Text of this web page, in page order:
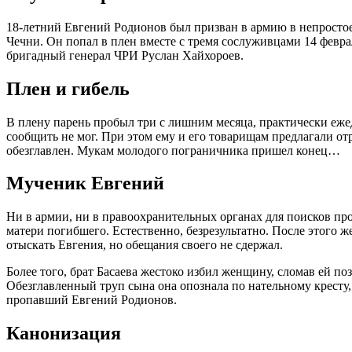
18-летний Евгений Родионов был призван в армию в
Чечни. Он попал в плен вместе с тремя сослуживцами 14
бригадный генерал ЧРИ Руслан Хайхороев.
Плен и гибель
В плену парень пробыл три с лишним месяца, практически
сообщить не мог. При этом ему и его товарищам предлагали
обезглавлен. Мукам молодого пограничника пришел конец…
Мученик Евгений
Ни в армии, ни в правоохранительных органах для поисков
матери погибшего. Естественно, безрезультатно. После
отыскать Евгения, но обещания своего не сдержал.
Более того, брат Басаева жестоко избил женщину, сломав ей
Обезглавленный труп сына она опознала по нательному
пропавший Евгений Родионов.
Канонизация